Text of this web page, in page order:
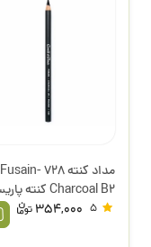
مداد کنته 728 Fusain-
Charcoal B2 کنته پاریس
354,000